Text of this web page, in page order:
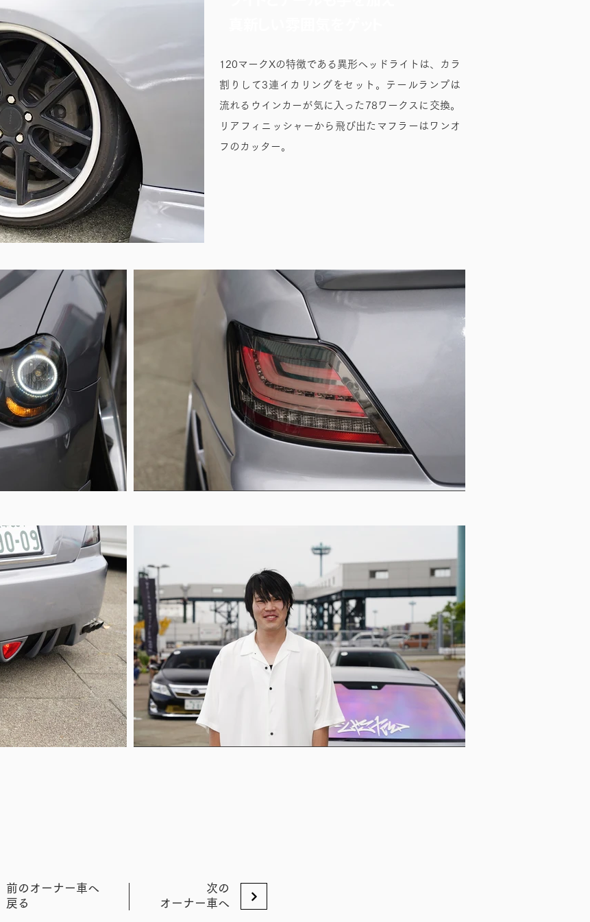
120マークXの特徴である異形ヘッドライトは、カラ
割りして3連イカリングをセット。テールランプは
流れるウインカーが気に入った78ワークスに交換。
リアフィニッシャーから飛び出たマフラーはワンオ
フのカッター。
前のオーナー車へ
戻る
次の
オーナー車へ